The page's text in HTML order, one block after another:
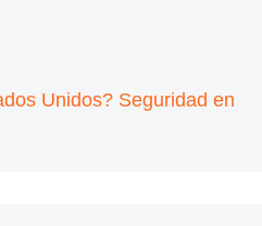
Unidos? Seguridad en